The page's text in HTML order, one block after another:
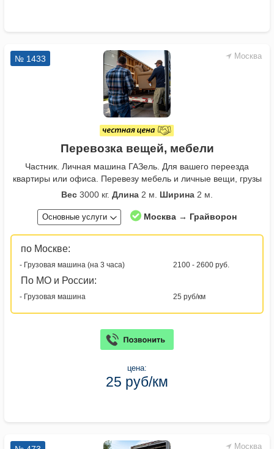
Москва
№ 1433
Перевозка вещей, мебели
Частник. Личная машина ГАЗель. Для вашего переезда
квартиры или офиса. Перевезу мебель и личные вещи, грузы
Вес 3000 кг. Длина 2 м. Ширина 2 м.
Основные услуги Москва → Грайворон
по Москве:
- Грузовая машина (на 3 часа) 2100 - 2600 руб.
По МО и России:
- Грузовая машина 25 руб/км
цена:
25 руб/км
Москва